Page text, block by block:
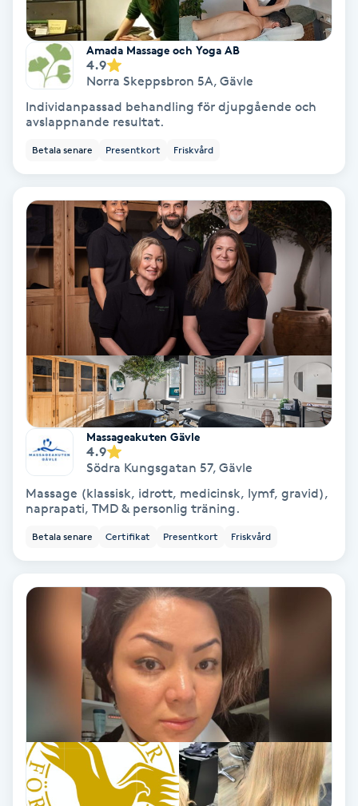
Fibromassage
Fillers
Fotmassage
Fotsvamp
Fotvård
Fransar
Fransborttagning
Fransfärgning
Fransförlängning
Fransförlängning Megavolym
Fransförlängning Volym
Fransk manikyr
Fransrengöring
Frekvensterapi
Friskvårdsmassage
Frisör
Funktionsanalys
Amada Massage och Yoga AB
4.9
Norra Skeppsbron 5A, Gävle
Individanpassad behandling för djupgående och
avslappnande resultat.
Betala senare Presentkort Friskvård
Massageakuten Gävle
4.9
Södra Kungsgatan 57, Gävle
Massage (klassisk, idrott, medicinsk, lymf, gravid),
naprapati, TMD & personlig träning.
Betala senare Certifikat Presentkort Friskvård